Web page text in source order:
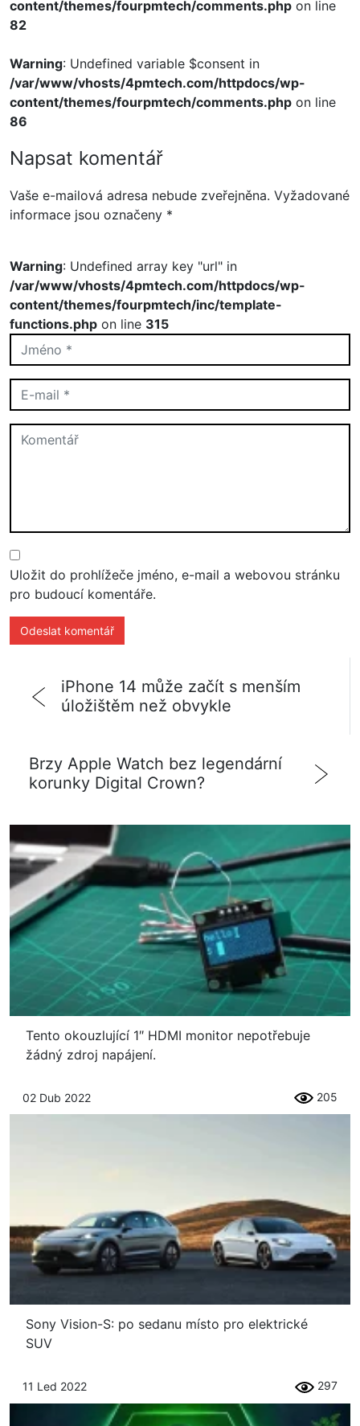
content/themes/fourpmtech/comments.php on line
82
Warning: Undefined variable $consent in
/var/www/vhosts/4pmtech.com/httpdocs/wp-
content/themes/fourpmtech/comments.php on line
86
Napsat komentář
Vaše e-mailová adresa nebude zveřejněna. Vyžadované
informace jsou označeny *
Warning: Undefined array key "url" in
/var/www/vhosts/4pmtech.com/httpdocs/wp-
content/themes/fourpmtech/inc/template-
functions.php on line 315
Uložit do prohlížeče jméno, e-mail a webovou stránku
pro budoucí komentáře.
iPhone 14 může začít s menším
úložištěm než obvykle
Brzy Apple Watch bez legendární
korunky Digital Crown?
Tento okouzlující 1″ HDMI monitor nepotřebuje
žádný zdroj napájení.
02 Dub 2022 205
Sony Vision-S: po sedanu místo pro elektrické
SUV
11 Led 2022 297